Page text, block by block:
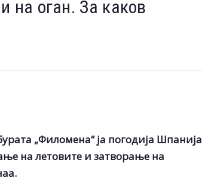
на оган. За каков
„Филомена“ ја погодија Шпанија
на летовите и затворање на